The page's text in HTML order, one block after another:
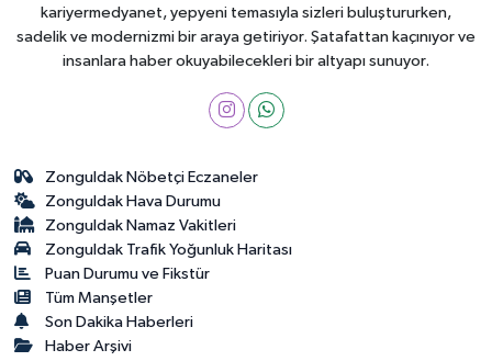
kariyermedyanet, yepyeni temasıyla sizleri buluştururken,
sadelik ve modernizmi bir araya getiriyor. Şatafattan kaçınıyor ve
insanlara haber okuyabilecekleri bir altyapı sunuyor.
Zonguldak Nöbetçi Eczaneler
Zonguldak Hava Durumu
Zonguldak Namaz Vakitleri
Zonguldak Trafik Yoğunluk Haritası
Puan Durumu ve Fikstür
Tüm Manşetler
Son Dakika Haberleri
Haber Arşivi